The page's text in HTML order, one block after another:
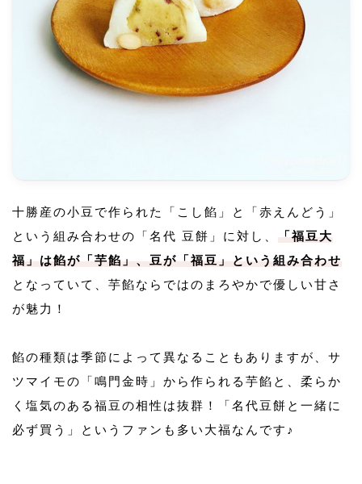
十勝産の小豆で作られた「こし餡」と「赤えんどう」
という組み合わせの「名代 豆餅」に対し、
「福豆大
福」は餡が「芋餡」、豆が「福豆」という組み合わせ
となっていて、芋餡ならではのまろやかで優しい甘さ
が魅力！
餡の種類は季節によって異なることもありますが、サ
ツマイモの「鳴門金時」から作られる芋餡と、柔らか
く塩気のある福豆の相性は抜群！「名代豆餅と一緒に
必ず買う」というファンも多い大福なんです♪